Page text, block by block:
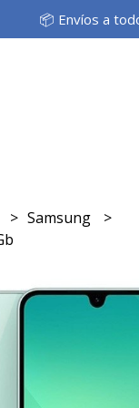
📦 Envíos a
Samsung